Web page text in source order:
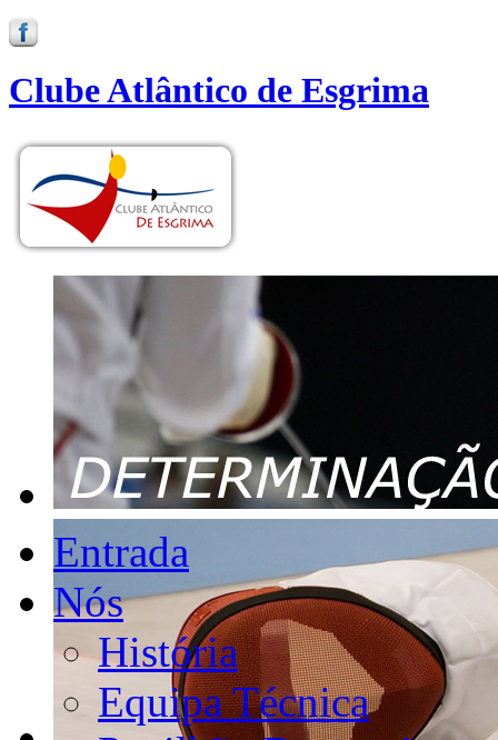
Clube Atlântico de Esgrima
Entrada
Nós
História
Equipa Técnica